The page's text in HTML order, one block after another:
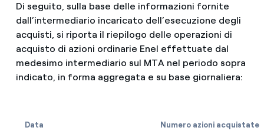
Di seguito, sulla base delle informazioni fornite
dall’intermediario incaricato dell’esecuzione degli
acquisti, si riporta il riepilogo delle operazioni di
acquisto di azioni ordinarie Enel effettuate dal
medesimo intermediario sul MTA nel periodo sopra
indicato, in forma aggregata e su base giornaliera:
Data Numero azioni acquistate